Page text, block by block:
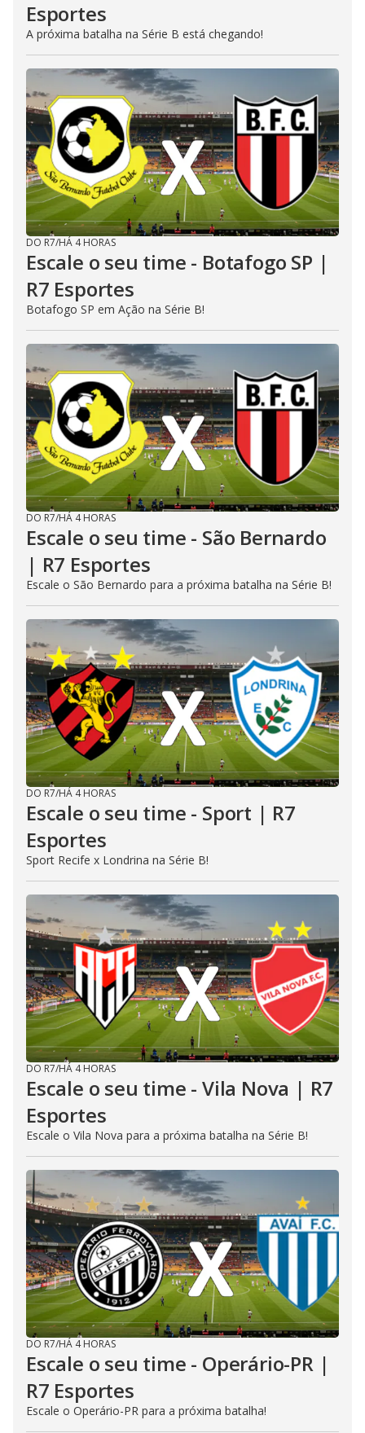
Esportes
A próxima batalha na Série B está chegando!
DO R7/HÁ 4 HORAS
Escale o seu time - Botafogo SP |
R7 Esportes
Botafogo SP em Ação na Série B!
DO R7/HÁ 4 HORAS
Escale o seu time - São Bernardo
| R7 Esportes
Escale o São Bernardo para a próxima batalha na Série B!
DO R7/HÁ 4 HORAS
Escale o seu time - Sport | R7
Esportes
Sport Recife x Londrina na Série B!
DO R7/HÁ 4 HORAS
Escale o seu time - Vila Nova | R7
Esportes
Escale o Vila Nova para a próxima batalha na Série B!
DO R7/HÁ 4 HORAS
Escale o seu time - Operário-PR |
R7 Esportes
Escale o Operário-PR para a próxima batalha!